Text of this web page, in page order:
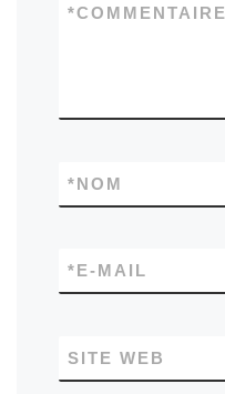
COMMENTAIRE
*
NOM
*
E-MAIL
*
SITE WEB